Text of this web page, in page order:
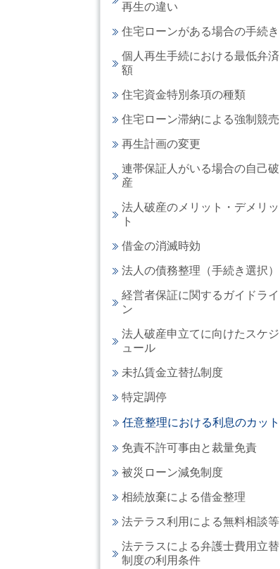
再生の違い
住宅ローンがある場合の手続き
個人再生手続における最低弁済
額
住宅資金特別条項の種類
住宅ローン滞納による強制競売
再生計画の変更
連帯保証人がいる場合の自己破
産
法人破産のメリット・デメリッ
ト
借金の消滅時効
法人の債務整理（手続き選択）
経営者保証に関するガイドライ
ン
法人破産申立てに向けたスケジ
ュール
未払賃金立替払制度
特定調停
任意整理における利息のカット
免責不許可事由と裁量免責
被災ローン減免制度
相続放棄による借金整理
法テラス利用による無料相談等
法テラスによる弁護士費用立替
制度の利用条件